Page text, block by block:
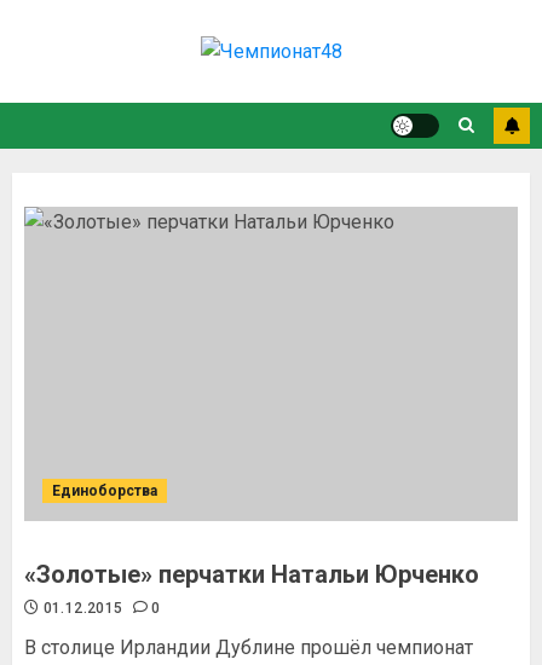
Единоборства
«Золотые» перчатки Натальи Юрченко
01.12.2015 0
В столице Ирландии Дублине прошёл чемпионат